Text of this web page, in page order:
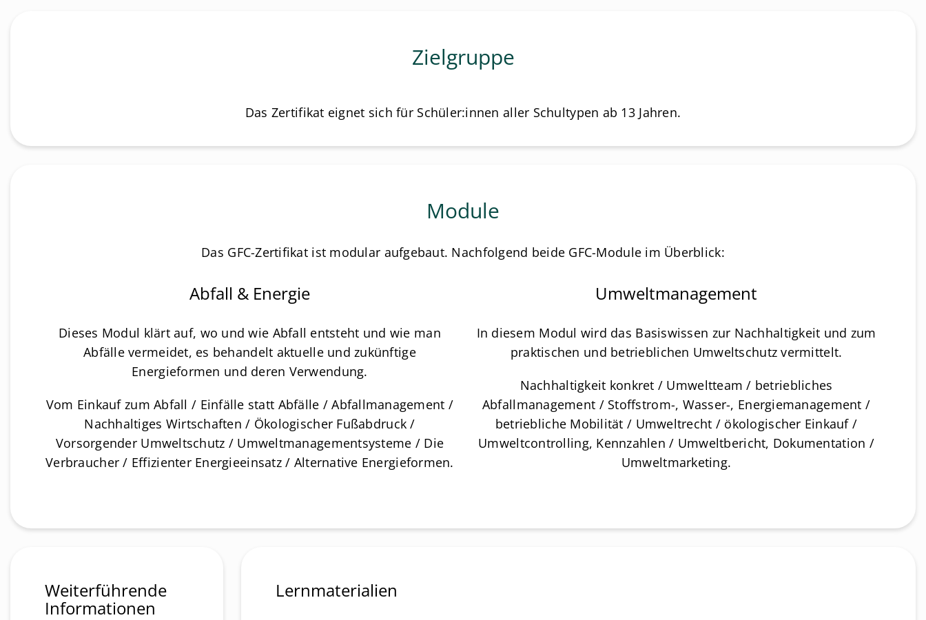
Zielgruppe
Das Zertifikat eignet sich für Schüler:innen aller Schultypen ab 13 Jahren.
Module
Das GFC-Zertifikat ist modular aufgebaut. Nachfolgend beide GFC-Module im Überblick:
Abfall & Energie
Dieses Modul klärt auf, wo und wie Abfall entsteht und wie man
Abfälle vermeidet, es behandelt aktuelle und zukünftige
Energieformen und deren Verwendung.
Vom Einkauf zum Abfall / Einfälle statt Abfälle / Abfallmanagement /
Nachhaltiges Wirtschaften / Ökologischer Fußabdruck /
Vorsorgender Umweltschutz / Umweltmanagementsysteme / Die
Verbraucher / Effizienter Energieeinsatz / Alternative Energieformen.
Umweltmanagement
In diesem Modul wird das Basiswissen zur Nachhaltigkeit und zum
praktischen und betrieblichen Umweltschutz vermittelt.
Nachhaltigkeit konkret / Umweltteam / betriebliches
Abfallmanagement / Stoffstrom-, Wasser-, Energiemanagement /
betriebliche Mobilität / Umweltrecht / ökologischer Einkauf /
Umweltcontrolling, Kennzahlen / Umweltbericht, Dokumentation /
Umweltmarketing.
Weiterführende
Informationen
Lernmaterialien